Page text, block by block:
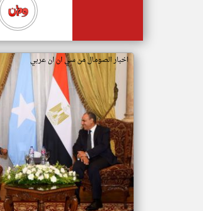
اخبار الصومال من سي ان ان عربي